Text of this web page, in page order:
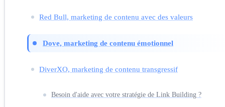
Red Bull, marketing de contenu avec des valeurs
Dove, marketing de contenu émotionnel
DiverXO, marketing de contenu transgressif
Besoin d'aide avec votre stratégie de Link Building ?